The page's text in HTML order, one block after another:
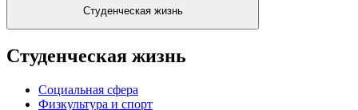
Студенческая жизнь
Студенческая жизнь
Социальная сфера
Физкультура и спорт